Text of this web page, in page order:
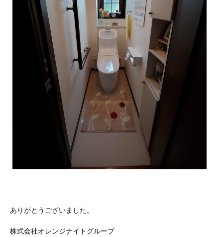
ありがとうございました。
株式会社オレンジナイトグループ